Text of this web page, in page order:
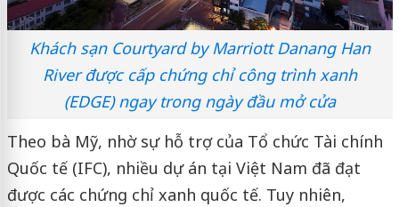
Khách sạn Courtyard by Marriott Danang Han
River được cấp chứng chỉ công trình xanh
(EDGE) ngay trong ngày đầu mở cửa
Theo bà Mỹ, nhờ sự hỗ trợ của Tổ chức Tài chính
Quốc tế (IFC), nhiều dự án tại Việt Nam đã đạt
được các chứng chỉ xanh quốc tế. Tuy nhiên,